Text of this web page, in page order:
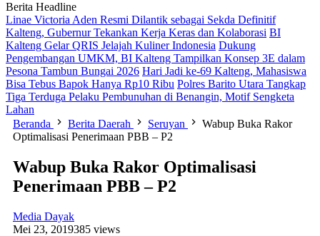
Berita Headline
Linae Victoria Aden Resmi Dilantik sebagai Sekda Definitif
Kalteng, Gubernur Tekankan Kerja Keras dan Kolaborasi BI
Kalteng Gelar QRIS Jelajah Kuliner Indonesia Dukung
Pengembangan UMKM, BI Kalteng Tampilkan Konsep 3E dalam
Pesona Tambun Bungai 2026 Hari Jadi ke-69 Kalteng, Mahasiswa
Bisa Tebus Bapok Hanya Rp10 Ribu Polres Barito Utara Tangkap
Tiga Terduga Pelaku Pembunuhan di Benangin, Motif Sengketa
Lahan
Beranda
Berita Daerah Seruyan
Wabup Buka Rakor
Optimalisasi Penerimaan PBB – P2
Wabup Buka Rakor Optimalisasi
Penerimaan PBB – P2
Media Dayak
Mei 23, 2019385 views